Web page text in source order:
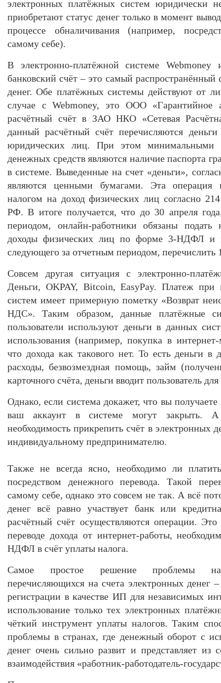
электронных платёжных систем юридически
приобретают статус денег только в момент
процессе обналичивания (например,
самому себе).
В электронно-платёжной системе
банковский счёт – это самый распространённый
денег. Обе платёжных системы действуют от
случае с Webmoney, это ООО «Гарантийное
расчётный счёт в ЗАО НКО «Сетевая
данный расчётный счёт перечисляются
юридических лиц. При этом минимальными
денежных средств являются наличие паспорта
в системе. Выведенные на счет «деньги»,
являются ценными бумагами. Эта операция
налогом на доход физических лиц согласно 214
РФ. В итоге получается, что до 30 апреля
периодом, онлайн-работники обязаны подать
доходы физических лиц по форме 3-НДФЛ и
следующего за отчетным периодом, перечислить
Совсем другая ситуация с электронно-
Деньги, OKPAY, Bitcoin, EasyPay. Платеж при
систем имеет примерную пометку «Возврат
НДС». Таким образом, данные платёжные
пользователи используют деньги в данных
использования (например, покупка в интернет-
что дохода как такового нет. То есть деньги
расходы, безвозмездная помощь, займ
карточного счёта, деньги вводит пользователь
Однако, если система докажет, что вы
ваш аккаунт в системе могут закрыть. А
необходимость прикрепить счёт в электронных
индивидуальному предпринимателю.
Также не всегда ясно, необходимо ли
посредством денежного перевода. Такой
самому себе, однако это совсем не так. А всё
денег всё равно участвует банк или
расчётный счёт осуществляются операции.
переводе дохода от интернет-работы,
НДФЛ в счёт уплаты налога.
Самое простое решение проблемы
перечисляющихся на счета электронных денег –
регистрации в качестве ИП для независимых
использование только тех электронных
чёткий инструмент уплаты налогов. Таким
проблемы в странах, где денежный оборот с
денег очень сильно развит и представляет из
взаимодействия «работник-работодатель-